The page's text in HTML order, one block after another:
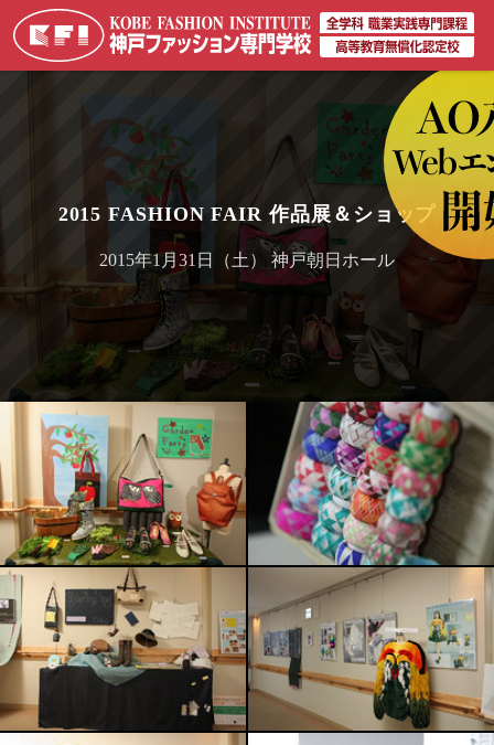
2015 FASHION FAIR 作品展＆ショップ
2015年1月31日（土） 神戸朝日ホール